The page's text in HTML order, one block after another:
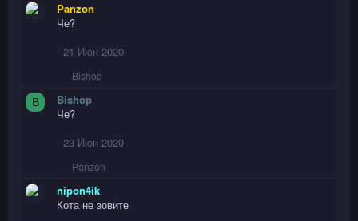
Panzon
Че?
21 Июн 2020
Р
а
к
и
и
:
Bishop
B
Bishop
Че?
23 Июн 2020
Р
а
к
Panzon
nipon4ik
Кота не зовите